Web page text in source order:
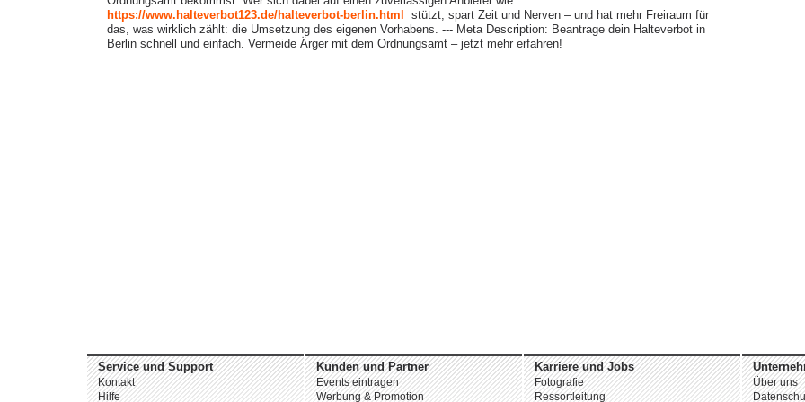
https://www.halteverbot123.de/halteverbot-berlin.html
stützt, spart Zeit und Nerven – und hat mehr Freiraum für
das, was wirklich zählt: die Umsetzung des eigenen Vorhabens. --- Meta Description: Beantrage dein Halteverbot in
Berlin schnell und einfach. Vermeide Ärger mit dem Ordnungsamt – jetzt mehr erfahren!
Service und Support
Kontakt
Hilfe
Kunden und Partner
Events eintragen
Werbung & Promotion
Karriere und Jobs
Fotografie
Ressortleitung
Über uns